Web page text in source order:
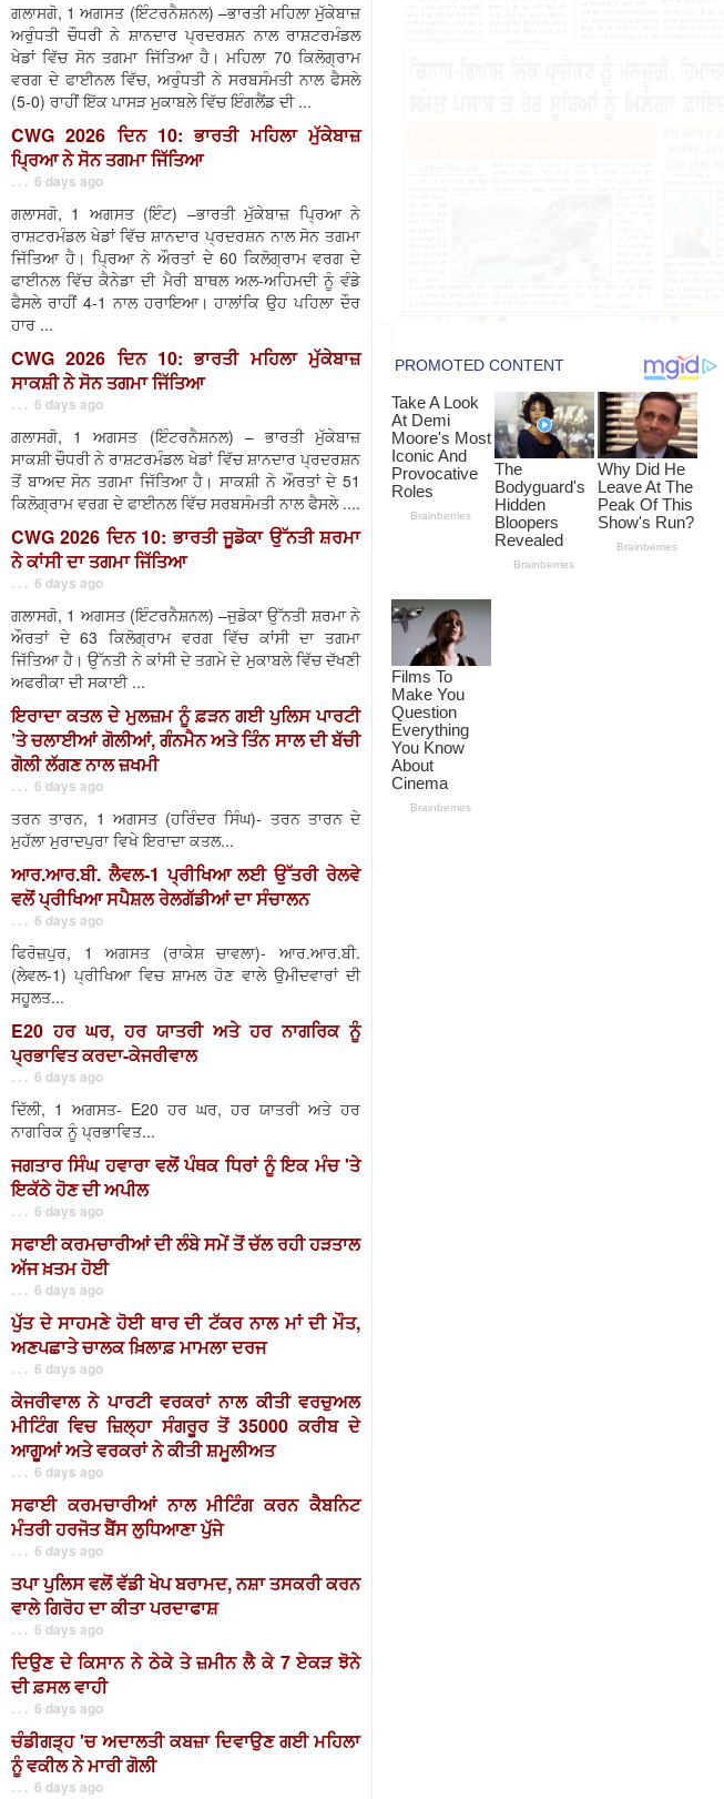
ਗਲਾਸਗੋ, 1 ਅਗਸਤ (ਇੰਟਰਨੈਸ਼ਨਲ) –ਭਾਰਤੀ ਮਹਿਲਾ ਮੁੱਕੇਬਾਜ਼
ਅਰੁੰਧਤੀ ਚੌਧਰੀ ਨੇ ਸ਼ਾਨਦਾਰ ਪ੍ਰਦਰਸ਼ਨ ਨਾਲ ਰਾਸ਼ਟਰਮੰਡਲ
ਖੇਡਾਂ ਵਿੱਚ ਸੋਨ ਤਗਮਾ ਜਿੱਤਿਆ ਹੈ। ਮਹਿਲਾ 70 ਕਿਲੋਗ੍ਰਾਮ
ਵਰਗ ਦੇ ਫਾਈਨਲ ਵਿੱਚ, ਅਰੁੰਧਤੀ ਨੇ ਸਰਬਸੰਮਤੀ ਨਾਲ ਫੈਸਲੇ
(5-0) ਰਾਹੀਂ ਇੱਕ ਪਾਸੜ ਮੁਕਾਬਲੇ ਵਿੱਚ ਇੰਗਲੈਂਡ ਦੀ ...
CWG 2026 ਦਿਨ 10: ਭਾਰਤੀ ਮਹਿਲਾ ਮੁੱਕੇਬਾਜ਼
ਪ੍ਰਿਆ ਨੇ ਸੋਨ ਤਗਮਾ ਜਿੱਤਿਆ
. . . 6 days ago
ਗਲਾਸਗੋ, 1 ਅਗਸਤ (ਇੰਟ) –ਭਾਰਤੀ ਮੁੱਕੇਬਾਜ਼ ਪ੍ਰਿਆ ਨੇ
ਰਾਸ਼ਟਰਮੰਡਲ ਖੇਡਾਂ ਵਿੱਚ ਸ਼ਾਨਦਾਰ ਪ੍ਰਦਰਸ਼ਨ ਨਾਲ ਸੋਨ ਤਗਮਾ
ਜਿੱਤਿਆ ਹੈ। ਪ੍ਰਿਆ ਨੇ ਔਰਤਾਂ ਦੇ 60 ਕਿਲੋਗ੍ਰਾਮ ਵਰਗ ਦੇ
ਫਾਈਨਲ ਵਿੱਚ ਕੈਨੇਡਾ ਦੀ ਮੈਰੀ ਬਾਥਲ ਅਲ-ਅਹਿਮਦੀ ਨੂੰ ਵੰਡੇ
ਫੈਸਲੇ ਰਾਹੀਂ 4-1 ਨਾਲ ਹਰਾਇਆ। ਹਾਲਾਂਕਿ ਉਹ ਪਹਿਲਾ ਦੌਰ
ਹਾਰ ...
CWG 2026 ਦਿਨ 10: ਭਾਰਤੀ ਮਹਿਲਾ ਮੁੱਕੇਬਾਜ਼
ਸਾਕਸ਼ੀ ਨੇ ਸੋਨ ਤਗਮਾ ਜਿੱਤਿਆ
. . . 6 days ago
ਗਲਾਸਗੋ, 1 ਅਗਸਤ (ਇੰਟਰਨੈਸ਼ਨਲ) – ਭਾਰਤੀ ਮੁੱਕੇਬਾਜ਼
ਸਾਕਸ਼ੀ ਚੌਧਰੀ ਨੇ ਰਾਸ਼ਟਰਮੰਡਲ ਖੇਡਾਂ ਵਿੱਚ ਸ਼ਾਨਦਾਰ ਪ੍ਰਦਰਸ਼ਨ
ਤੋਂ ਬਾਅਦ ਸੋਨ ਤਗਮਾ ਜਿੱਤਿਆ ਹੈ। ਸਾਕਸ਼ੀ ਨੇ ਔਰਤਾਂ ਦੇ 51
ਕਿਲੋਗ੍ਰਾਮ ਵਰਗ ਦੇ ਫਾਈਨਲ ਵਿੱਚ ਸਰਬਸੰਮਤੀ ਨਾਲ ਫੈਸਲੇ ....
CWG 2026 ਦਿਨ 10: ਭਾਰਤੀ ਜੂਡੋਕਾ ਉੱਨਤੀ ਸ਼ਰਮਾ
ਨੇ ਕਾਂਸੀ ਦਾ ਤਗਮਾ ਜਿੱਤਿਆ
. . . 6 days ago
ਗਲਾਸਗੋ, 1 ਅਗਸਤ (ਇੰਟਰਨੈਸ਼ਨਲ) –ਜੁਡੋਕਾ ਉੱਨਤੀ ਸ਼ਰਮਾ ਨੇ
ਔਰਤਾਂ ਦੇ 63 ਕਿਲੋਗ੍ਰਾਮ ਵਰਗ ਵਿੱਚ ਕਾਂਸੀ ਦਾ ਤਗਮਾ
ਜਿੱਤਿਆ ਹੈ। ਉੱਨਤੀ ਨੇ ਕਾਂਸੀ ਦੇ ਤਗਮੇ ਦੇ ਮੁਕਾਬਲੇ ਵਿੱਚ ਦੱਖਣੀ
ਅਫਰੀਕਾ ਦੀ ਸਕਾਈ ...
ਇਰਾਦਾ ਕਤਲ ਦੇ ਮੁਲਜ਼ਮ ਨੂੰ ਫ਼ੜਨ ਗਈ ਪੁਲਿਸ ਪਾਰਟੀ
’ਤੇ ਚਲਾਈਆਂ ਗੋਲੀਆਂ, ਗੰਨਮੈਨ ਅਤੇ ਤਿੰਨ ਸਾਲ ਦੀ ਬੱਚੀ
ਗੋਲੀ ਲੱਗਣ ਨਾਲ ਜ਼ਖਮੀ
. . . 6 days ago
ਤਰਨ ਤਾਰਨ, 1 ਅਗਸਤ (ਹਰਿੰਦਰ ਸਿੰਘ)- ਤਰਨ ਤਾਰਨ ਦੇ
ਮੁਹੱਲਾ ਮੁਰਾਦਪੁਰਾ ਵਿਖੇ ਇਰਾਦਾ ਕਤਲ...
ਆਰ.ਆਰ.ਬੀ. ਲੈਵਲ-1 ਪ੍ਰੀਖਿਆ ਲਈ ਉੱਤਰੀ ਰੇਲਵੇ
ਵਲੋਂ ਪ੍ਰੀਖਿਆ ਸਪੈਸ਼ਲ ਰੇਲਗੱਡੀਆਂ ਦਾ ਸੰਚਾਲਨ
. . . 6 days ago
ਫਿਰੋਜ਼ਪੁਰ, 1 ਅਗਸਤ (ਰਾਕੇਸ਼ ਚਾਵਲਾ)- ਆਰ.ਆਰ.ਬੀ.
(ਲੇਵਲ-1) ਪ੍ਰੀਖਿਆ ਵਿਚ ਸ਼ਾਮਲ ਹੋਣ ਵਾਲੇ ਉਮੀਦਵਾਰਾਂ ਦੀ
ਸਹੂਲਤ...
E20 ਹਰ ਘਰ, ਹਰ ਯਾਤਰੀ ਅਤੇ ਹਰ ਨਾਗਰਿਕ ਨੂੰ
ਪ੍ਰਭਾਵਿਤ ਕਰਦਾ-ਕੇਜਰੀਵਾਲ
. . . 6 days ago
ਦਿੱਲੀ, 1 ਅਗਸਤ- E20 ਹਰ ਘਰ, ਹਰ ਯਾਤਰੀ ਅਤੇ ਹਰ
ਨਾਗਰਿਕ ਨੂੰ ਪ੍ਰਭਾਵਿਤ...
ਜਗਤਾਰ ਸਿੰਘ ਹਵਾਰਾ ਵਲੋਂ ਪੰਥਕ ਧਿਰਾਂ ਨੂੰ ਇਕ ਮੰਚ 'ਤੇ
ਇਕੱਠੇ ਹੋਣ ਦੀ ਅਪੀਲ
. . . 6 days ago
ਸਫਾਈ ਕਰਮਚਾਰੀਆਂ ਦੀ ਲੰਬੇ ਸਮੇਂ ਤੋਂ ਚੱਲ ਰਹੀ ਹੜਤਾਲ
ਅੱਜ ਖ਼ਤਮ ਹੋਈ
. . . 6 days ago
ਪੁੱਤ ਦੇ ਸਾਹਮਣੇ ਹੋਈ ਥਾਰ ਦੀ ਟੱਕਰ ਨਾਲ ਮਾਂ ਦੀ ਮੌਤ,
ਅਣਪਛਾਤੇ ਚਾਲਕ ਖ਼ਿਲਾਫ਼ ਮਾਮਲਾ ਦਰਜ
. . . 6 days ago
ਕੇਜਰੀਵਾਲ ਨੇ ਪਾਰਟੀ ਵਰਕਰਾਂ ਨਾਲ ਕੀਤੀ ਵਰਚੁਅਲ
ਮੀਟਿੰਗ ਵਿਚ ਜ਼ਿਲ੍ਹਾ ਸੰਗਰੂਰ ਤੋਂ 35000 ਕਰੀਬ ਦੇ
ਆਗੂਆਂ ਅਤੇ ਵਰਕਰਾਂ ਨੇ ਕੀਤੀ ਸ਼ਮੂਲੀਅਤ
. . . 6 days ago
ਸਫਾਈ ਕਰਮਚਾਰੀਆਂ ਨਾਲ ਮੀਟਿੰਗ ਕਰਨ ਕੈਬਨਿਟ
ਮੰਤਰੀ ਹਰਜੋਤ ਬੈਂਸ ਲੁਧਿਆਣਾ ਪੁੱਜੇ
. . . 6 days ago
ਤਪਾ ਪੁਲਿਸ ਵਲੋਂ ਵੱਡੀ ਖੇਪ ਬਰਾਮਦ, ਨਸ਼ਾ ਤਸਕਰੀ ਕਰਨ
ਵਾਲੇ ਗਿਰੋਹ ਦਾ ਕੀਤਾ ਪਰਦਾਫਾਸ਼
. . . 6 days ago
ਦਿਉਣ ਦੇ ਕਿਸਾਨ ਨੇ ਠੇਕੇ ਤੇ ਜ਼ਮੀਨ ਲੈ ਕੇ 7 ਏਕੜ ਝੋਨੇ
ਦੀ ਫ਼ਸਲ ਵਾਹੀ
. . . 6 days ago
ਚੰਡੀਗੜ੍ਹ 'ਚ ਅਦਾਲਤੀ ਕਬਜ਼ਾ ਦਿਵਾਉਣ ਗਈ ਮਹਿਲਾ
ਨੂੰ ਵਕੀਲ ਨੇ ਮਾਰੀ ਗੋਲੀ
. . . 6 days ago